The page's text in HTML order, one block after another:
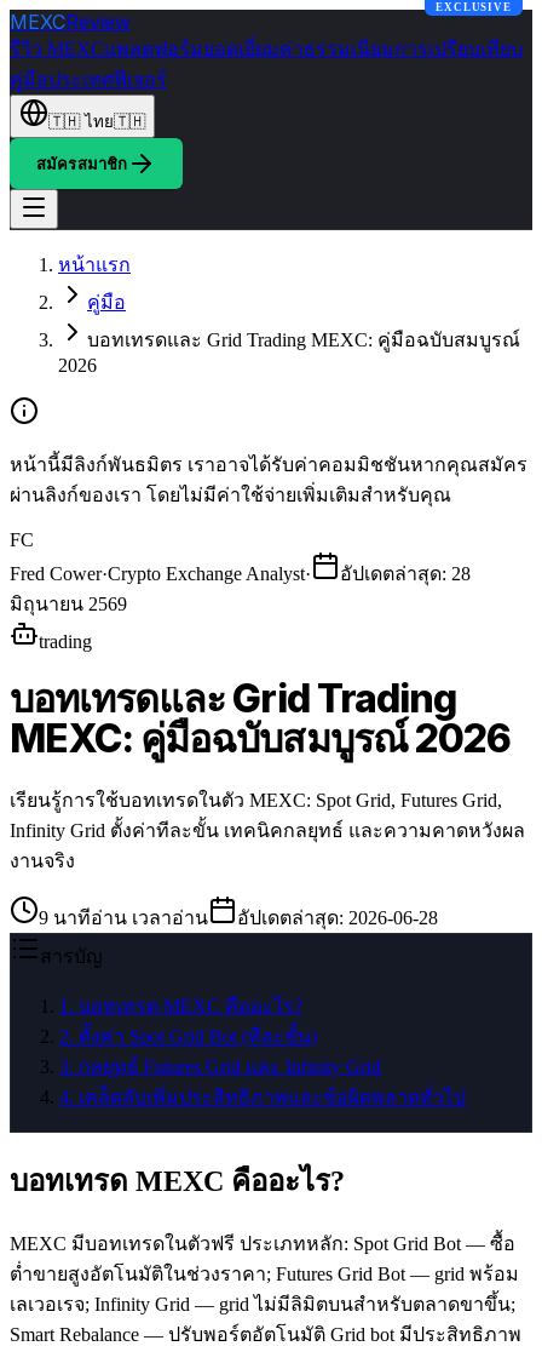
MEXCReview
รีวิว MEXCแพลตฟอร์มยอดเยี่ยมค่าธรรมเนียมการเปรียบเทียบ
คู่มือประเทศฟีเจอร์
🇹🇭 ไทย🇹🇭
สมัครสมาชิก
หน้าแรก
คู่มือ
บอทเทรดและ Grid Trading MEXC: คู่มือฉบับสมบูรณ์
2026
หน้านี้มีลิงก์พันธมิตร เราอาจได้รับค่าคอมมิชชันหากคุณสมัคร
ผ่านลิงก์ของเรา โดยไม่มีค่าใช้จ่ายเพิ่มเติมสำหรับคุณ
FC
Fred Cower·Crypto Exchange Analyst· อัปเดตล่าสุด: 28
มิถุนายน 2569
trading
บอทเทรดและ Grid Trading
MEXC: คู่มือฉบับสมบูรณ์ 2026
เรียนรู้การใช้บอทเทรดในตัว MEXC: Spot Grid, Futures Grid,
Infinity Grid ตั้งค่าทีละขั้น เทคนิคกลยุทธ์ และความคาดหวังผล
งานจริง
9 นาทีอ่าน เวลาอ่าน อัปเดตล่าสุด: 2026-06-28
สารบัญ
1 . บอทเทรด MEXC คืออะไร?
2. ตั้งค่า Spot Grid Bot (ทีละขั้น)
3. กลยุทธ์ Futures Grid และ Infinity Grid
4. เคล็ดลับเพิ่มประสิทธิภาพและข้อผิดพลาดทั่วไป
บอทเทรด MEXC คืออะไร?
MEXC มีบอทเทรดในตัวฟรี ประเภทหลัก: Spot Grid Bot — ซื้อ
ต่ำขายสูงอัตโนมัติในช่วงราคา; Futures Grid Bot — grid พร้อม
เลเวอเรจ; Infinity Grid — grid ไม่มีลิมิตบนสำหรับตลาดขาขึ้น;
Smart Rebalance — ปรับพอร์ตอัตโนมัติ Grid bot มีประสิทธิภาพ
EXCLUSIVE